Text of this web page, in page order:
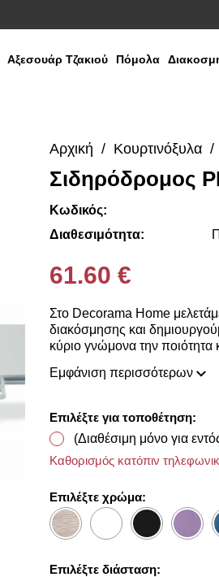
Αξεσουάρ Τζακιού Πόμολα
Media
Αρχική Κουρτινόξυλα
Σιδηρόδρομος
Κωδικός:
Διαθεσιμότητα:
61.60 €
Στο Decorama Home
διακόσμησης και
κύριο γνώμονα την ποιότητα
συλλογή μας ανανεώνεται
Home έχουμε ως στόχο να
προσωπικό σας χώρο και να
Με την ολοκλήρωση της
υφασμάτων για να
Εμφάνιση περισσότερων
Επιλέξτε για τοποθέτηση:
(Διαθέσιμη μόνο για
Καθορισμός κατόπιν
Επιλέξτε χρώμα:
Επιλέξτε διάσταση: